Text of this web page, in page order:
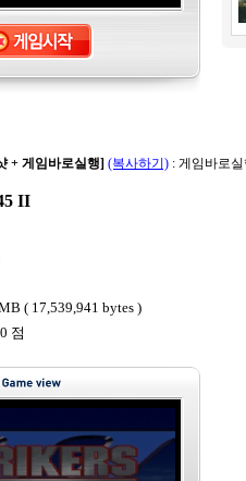
+ 게임바로실행] (복사하기) : 게임바로
II
( 17,539,941 bytes )
점